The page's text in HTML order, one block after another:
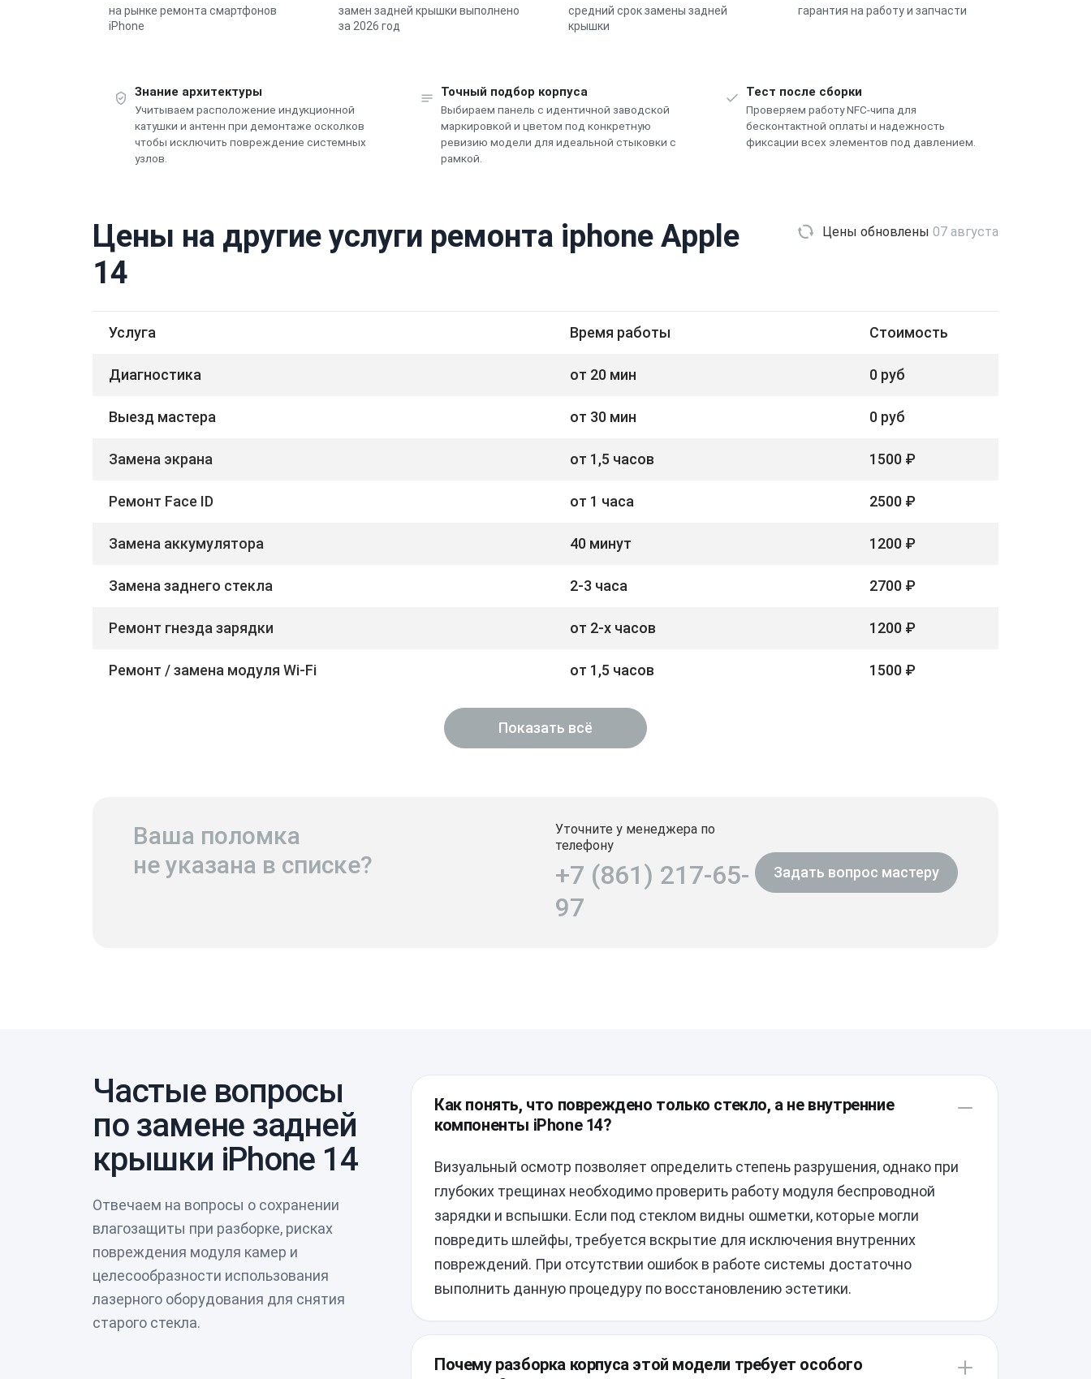
на рынке ремонта смартфонов
iPhone
замен задней крышки выполнено
за 2026 год
средний срок замены задней
крышки
гарантия на работу и запчасти
Знание архитектуры
Учитываем расположение индукционной
катушки и антенн при демонтаже осколков
чтобы исключить повреждение системных
узлов.
Точный подбор корпуса
Выбираем панель с идентичной заводской
маркировкой и цветом под конкретную
ревизию модели для идеальной стыковки с
рамкой.
Тест после сборки
Проверяем работу NFC-чипа для
бесконтактной оплаты и надежность
фиксации всех элементов под давлением.
Цены на другие услуги ремонта iphone Apple
14
Цены обновлены 07 августа
Услуга Время работы Стоимость
Диагностика от 20 мин 0 руб
Выезд мастера от 30 мин 0 руб
Замена экрана от 1,5 часов 1500 ₽
Ремонт Face ID от 1 часа 2500 ₽
Замена аккумулятора 40 минут 1200 ₽
Замена заднего стекла 2-3 часа 2700 ₽
Ремонт гнезда зарядки от 2-х часов 1200 ₽
Ремонт / замена модуля Wi-Fi от 1,5 часов 1500 ₽
Показать всё
Ваша поломка
не указана в списке?
Уточните у менеджера по
телефону
+7 (861) 217-65-
97
Задать вопрос мастеру
Частые вопросы
по замене задней
крышки iPhone 14
Отвечаем на вопросы о сохранении
влагозащиты при разборке, рисках
повреждения модуля камер и
целесообразности использования
лазерного оборудования для снятия
старого стекла.
Как понять, что повреждено только стекло, а не внутренние
компоненты iPhone 14?
Визуальный осмотр позволяет определить степень разрушения, однако при
глубоких трещинах необходимо проверить работу модуля беспроводной
зарядки и вспышки. Если под стеклом видны ошметки, которые могли
повредить шлейфы, требуется вскрытие для исключения внутренних
повреждений. При отсутствии ошибок в работе системы достаточно
выполнить данную процедуру по восстановлению эстетики.
Почему разборка корпуса этой модели требует особого